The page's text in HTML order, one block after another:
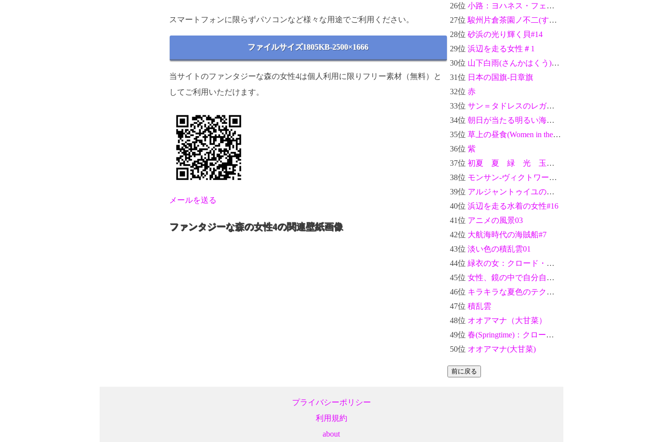
スマートフォンに限らずパソコンなど様々な用途でご利用ください。
ファイルサイズ1805KB-2500×1666
当サイトのファンタジーな森の女性4は個人利用に限りフリー素材（無料）と
してご利用いただけます。
メールを送る
ファンタジーな森の女性4の関連壁紙画像
26位小路：ヨハネス・フェルメール
27位駿州片倉茶園ノ不二(すんしゅうかたくらちゃえんのふじ)-富嶽三十六景：葛飾北斎
28位砂浜の光り輝く貝#14
29位浜辺を走る女性＃1
30位 山下白雨(さんかはくう)-富嶽三十六景：葛飾北斎
31位 日本の国旗-日章旗
32位赤
33位サン＝タドレスのレガッタ：クロード・モネ
34位朝日が当たる明るい海女性の後ろ姿のシルエット02
35位草上の昼食(Women in the Garden)：クロード・モネ
36位紫
37位初夏 夏 緑 光 玉ボケ 新緑 #10
38位 モンサン-ヴィクトワール(Mont Sainte-Victoire)：ポール・セザンヌ
39位 アルジャントゥイユの橋(The Argenteuil Bridge)：クロード・モネ
40位浜辺を走る水着の女性#16
41位 アニメの風景03
42位 大航海時代の海賊船#7
43位淡い色の積乱雲01
44位緑衣の女：クロード・モネ
45位女性、鏡の中で自分自身を見る（Woman Looking at Herself in a Mirror）：葛飾北斎
46位 キラキラな夏色のテクスチャ#9
47位積乱雲
48位 オオアマナ（大甘菜）
49位春(Springtime)：クロード・モネ
50位 オオアマナ(大甘菜)
プライバシーポリシー
利用規約
about